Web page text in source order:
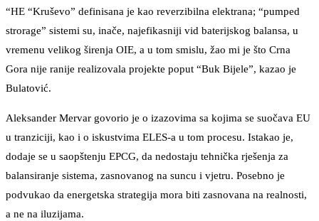
“HE “Kruševo” definisana je kao reverzibilna elektrana; “pumped
strorage” sistemi su, inače, najefikasniji vid baterijskog balansa, u
vremenu velikog širenja OIE, a u tom smislu, žao mi je što Crna
Gora nije ranije realizovala projekte poput “Buk Bijele”, kazao je
Bulatović.
Aleksander Mervar govorio je o izazovima sa kojima se suočava EU
u tranziciji, kao i o iskustvima ELES-a u tom procesu. Istakao je,
dodaje se u saopštenju EPCG, da nedostaju tehnička rješenja za
balansiranje sistema, zasnovanog na suncu i vjetru. Posebno je
podvukao da energetska strategija mora biti zasnovana na realnosti,
a ne na iluzijama.